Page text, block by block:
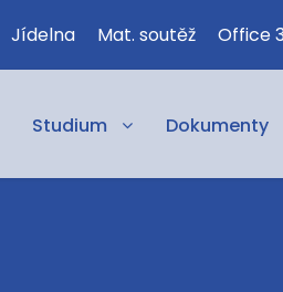
Jídelna Mat. soutěž Office
Studium Dokumenty